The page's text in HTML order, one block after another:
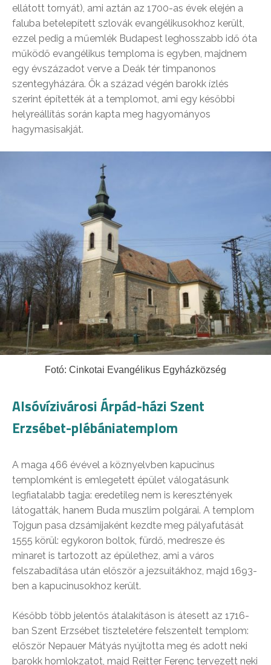
ellátott tornyát), ami aztán az 1700-as évek elején a
faluba betelepített szlovák evangélikusokhoz került,
ezzel pedig a műemlék Budapest leghosszabb idő óta
működő evangélikus temploma is egyben, majdnem
egy évszázadot verve a Deák tér timpanonos
szentegyházára. Ők a század végén barokk ízlés
szerint építették át a templomot, ami egy későbbi
helyreállítás során kapta meg hagyományos
hagymasisakját.
Fotó: Cinkotai Evangélikus Egyházközség
Alsóvízivárosi Árpád-házi Szent
Erzsébet-plébániatemplom
A maga 466 évével a köznyelvben kapucinus
templomként is emlegetett épület válogatásunk
legfiatalabb tagja: eredetileg nem is keresztények
látogatták, hanem Buda muszlim polgárai. A templom
Tojgun pasa dzsámijaként kezdte meg pályafutását
1555 körül: egykoron boltok, fürdő, medresze és
minaret is tartozott az épülethez, ami a város
felszabadítása után először a jezsuitákhoz, majd 1693-
ben a kapucinusokhoz került.
Később több jelentős átalakításon is átesett az 1716-
ban Szent Erzsébet tiszteletére felszentelt templom:
először Nepauer Mátyás nyújtotta meg és adott neki
barokk homlokzatot, majd Reitter Ferenc tervezett neki